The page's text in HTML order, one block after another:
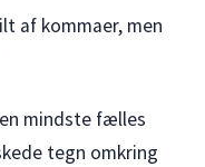
af kommaer, men
mindste fælles
tegn omkring